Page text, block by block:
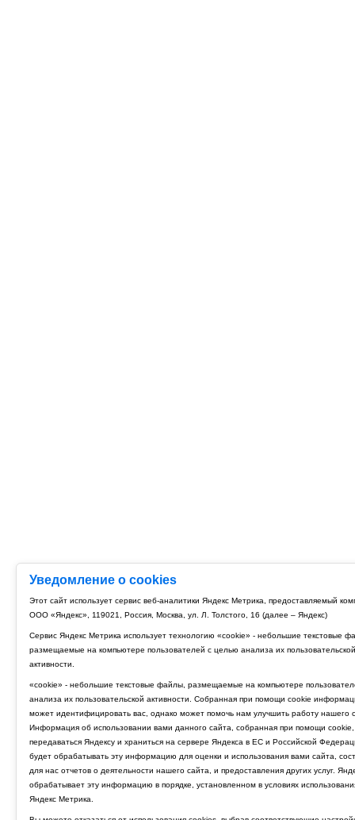
Уведомление о cookies
Этот сайт использует сервис веб-аналитики Яндекс Метрика, предоставляемый
ООО «Яндекс», 119021, Россия, Москва, ул. Л. Толстого, 16 (далее – Яндекс)
Сервис Яндекс Метрика использует технологию «cookie» - небольшие текстовые
размещаемые на компьютере пользователей с целью анализа их пользовательской
активности.
«cookie» - небольшие текстовые файлы, размещаемые на компьютере
анализа их пользовательской активности. Собранная при помощи cookie
может идентифицировать вас, однако может помочь нам улучшить работу нашего
Информация об использовании вами данного сайта, собранная при помощи cookie,
передаваться Яндексу и храниться на сервере Яндекса в ЕС и Российской
будет обрабатывать эту информацию для оценки и использования вами сайта,
для нас отчетов о деятельности нашего сайта, и предоставления других услуг.
обрабатывает эту информацию в порядке, установленном в условиях
Яндекс Метрика.